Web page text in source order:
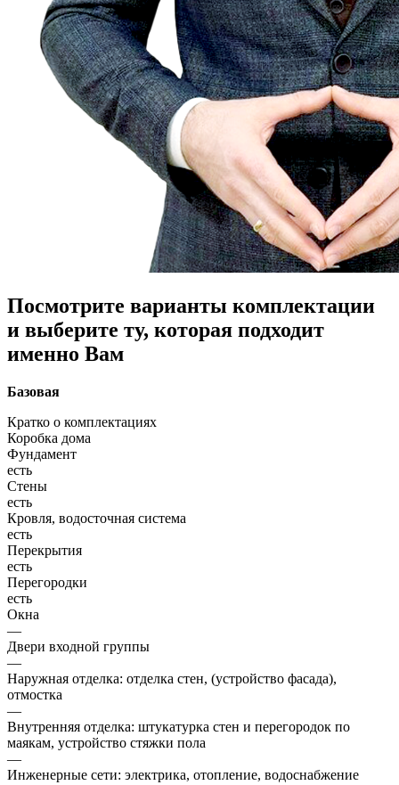
Посмотрите варианты комплектации
и выберите ту, которая подходит
именно Вам
Базовая
Кратко о комплектациях
Коробка дома
Фундамент
есть
Стены
есть
Кровля, водосточная система
есть
Перекрытия
есть
Перегородки
есть
Окна
—
Двери входной группы
—
Наружная отделка: отделка стен, (устройство фасада),
отмостка
—
Внутренняя отделка: штукатурка стен и перегородок по
маякам, устройство стяжки пола
—
Инженерные сети: электрика, отопление, водоснабжение